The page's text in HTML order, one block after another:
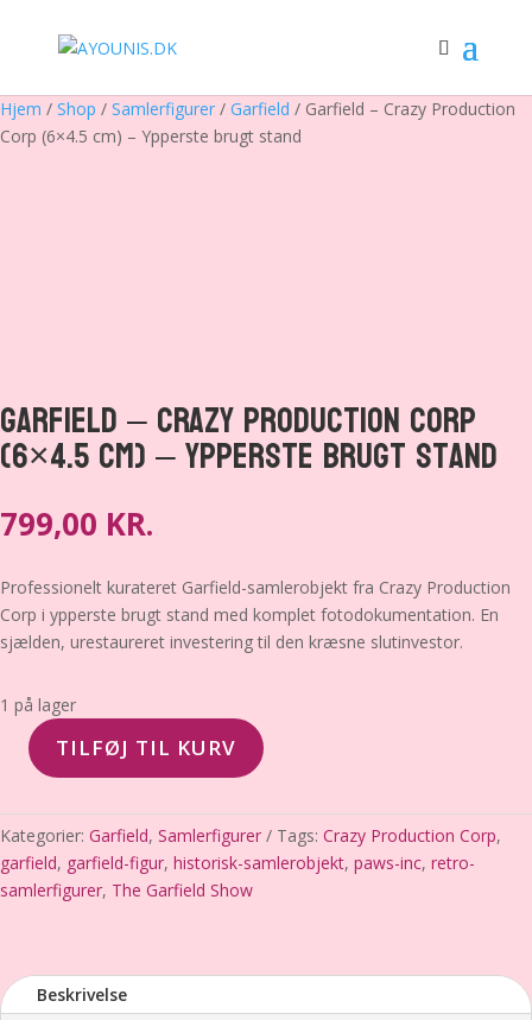
Hjem / Shop / Samlerfigurer / Garfield / Garfield – Crazy Production
Corp (6×4.5 cm) – Ypperste brugt stand
Garfield – Crazy Production Corp
(6×4.5 cm) – Ypperste brugt stand
799,00 KR.
Professionelt kurateret Garfield-samlerobjekt fra Crazy Production
Corp i ypperste brugt stand med komplet fotodokumentation. En
sjælden, urestaureret investering til den kræsne slutinvestor.
1 på lager
Garfield
Crazy
Production
Corp
(6x4.5
Ypperste
brugt
TILFØJ TIL KURV
Kategorier: Garfield, Samlerfigurer Tags: Crazy Production Corp,
garfield, garfield-figur, historisk-samlerobjekt, paws-inc, retro-
samlerfigurer, The Garfield Show
Beskrivelse